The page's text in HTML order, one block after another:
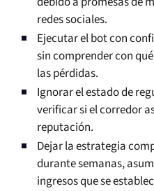
redes sociales.
Ejecutar el bot con
sin comprender con
las pérdidas.
Ignorar el estado de
verificar si el corredor
reputación.
Dejar la estrategia
durante semanas,
ingresos que se